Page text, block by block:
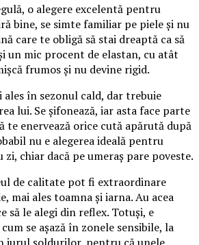
o alegere excelentă pentru
bine, se simte familiar pe piele și nu
care te obligă să stai dreaptă ca să
un mic procent de elastan, cu atât
frumos și nu devine rigid.
în sezonul cald, dar trebuie
lui. Se șifonează, iar asta face parte
te enervează orice cută apărută după
nu e alegerea ideală pentru
chiar dacă pe umeraș pare poveste.
de calitate pot fi extraordinare
mai ales toamna și iarna. Au acea
să le alegi din reflex. Totuși, e
se așază în zonele sensibile, la